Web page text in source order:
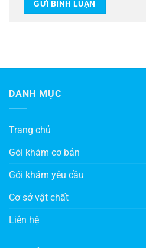
DANH MỤC
Trang chủ
Gói khám cơ bản
Gói khám yêu cầu
Cơ sở vật chất
Liên hệ